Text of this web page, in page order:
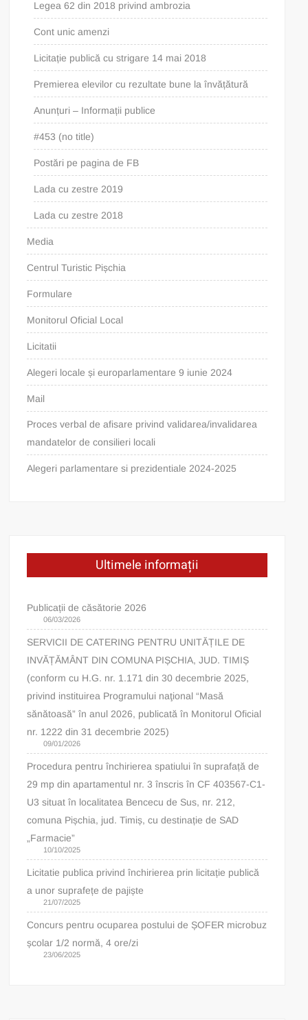
Legea 62 din 2018 privind ambrozia
Cont unic amenzi
Licitație publică cu strigare 14 mai 2018
Premierea elevilor cu rezultate bune la învățătură
Anunțuri – Informații publice
#453 (no title)
Postări pe pagina de FB
Lada cu zestre 2019
Lada cu zestre 2018
Media
Centrul Turistic Pișchia
Formulare
Monitorul Oficial Local
Licitatii
Alegeri locale și europarlamentare 9 iunie 2024
Mail
Proces verbal de afisare privind validarea/invalidarea
mandatelor de consilieri locali
Alegeri parlamentare si prezidentiale 2024-2025
Ultimele informații
Publicații de căsătorie 2026
06/03/2026
SERVICII DE CATERING PENTRU UNITĂȚILE DE
INVĂȚĂMÂNT DIN COMUNA PIȘCHIA, JUD. TIMIȘ
(conform cu H.G. nr. 1.171 din 30 decembrie 2025,
privind instituirea Programului naţional “Masă
sănătoasă” în anul 2026, publicată în Monitorul Oficial
nr. 1222 din 31 decembrie 2025)
09/01/2026
Procedura pentru închirierea spatiului în suprafață de
29 mp din apartamentul nr. 3 înscris în CF 403567-C1-
U3 situat în localitatea Bencecu de Sus, nr. 212,
comuna Pișchia, jud. Timiș, cu destinație de SAD
„Farmacie”
10/10/2025
Licitatie publica privind închirierea prin licitație publică
a unor suprafețe de pajiște
21/07/2025
Concurs pentru ocuparea postului de ȘOFER microbuz
școlar 1/2 normă, 4 ore/zi
23/06/2025